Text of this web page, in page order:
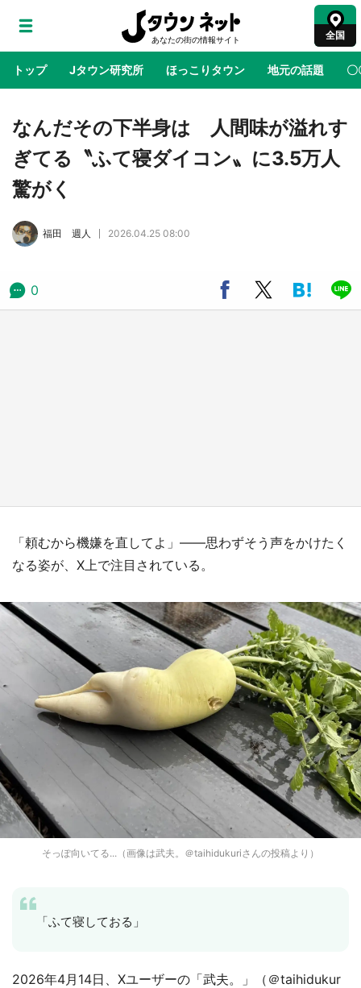
全国
トップ Jタウン研究所 ほっこりタウン 地元の話題 〇
地域×二次元 絶景 あの時はありがとう 物語がはじ
の「猫猫像」も【8／1～10／26】
なんだその下半身は 人間味が溢れす
ぎてる〝ふて寝ダイコン〟に3.5万人
驚がく
福田 週人 2026.04.25 08:00
0
「頼むから機嫌を直してよ」――思わずそう声をかけたく
なる姿が、X上で注目されている。
そっぽ向いてる...（画像は武夫。＠taihidukuriさんの投稿より）
「ふて寝しておる」
2026年4月14日、Xユーザーの「武夫。」（＠taihidukur